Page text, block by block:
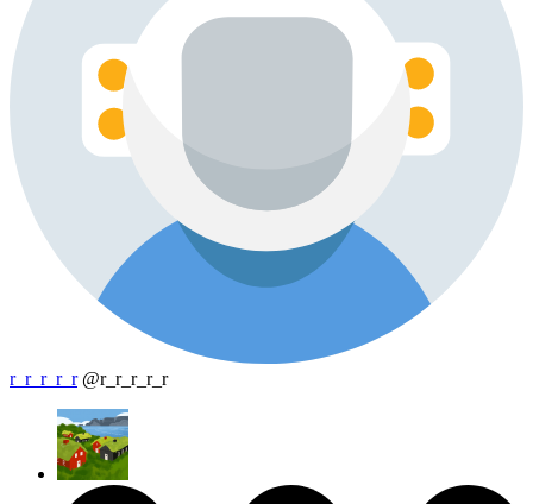
r_r_r_r_r @r_r_r_r_r